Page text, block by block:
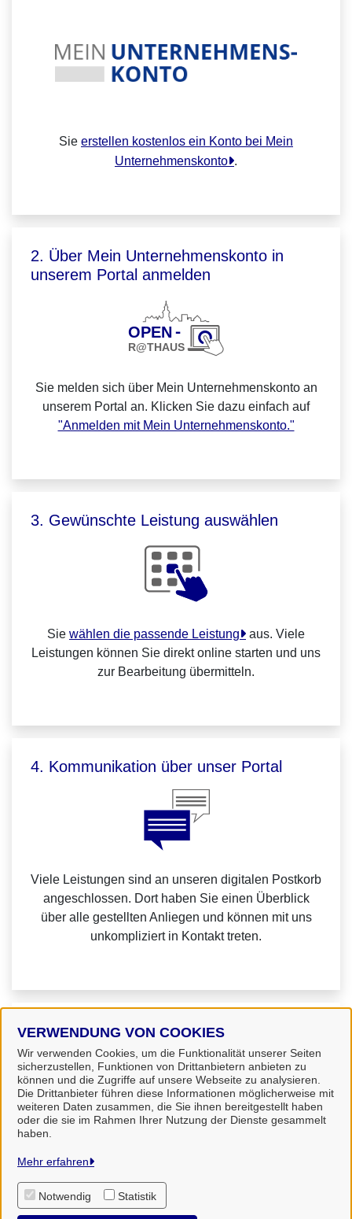
VERWENDUNG VON COOKIES
Wir verwenden Cookies, um die Funktionalität unserer Seiten
sicherzustellen, Funktionen von Drittanbietern anbieten zu
können und die Zugriffe auf unsere Webseite zu analysieren.
Die Drittanbieter führen diese Informationen möglicherweise mit
weiteren Daten zusammen, die Sie ihnen bereitgestellt haben
oder die sie im Rahmen Ihrer Nutzung der Dienste gesammelt
haben.
Mehr erfahren
Notwendig Statistik
Sie erstellen kostenlos ein Konto bei Mein
Unternehmenskonto .
2. Über Mein Unternehmenskonto in
unserem Portal anmelden
Sie melden sich über Mein Unternehmenskonto an
unserem Portal an. Klicken Sie dazu einfach auf
"Anmelden mit Mein Unternehmenskonto."
3. Gewünschte Leistung auswählen
Sie wählen die passende Leistung
aus. Viele
Leistungen können Sie direkt online starten und uns
zur Bearbeitung übermitteln.
4. Kommunikation über unser Portal
Viele Leistungen sind an unseren digitalen Postkorb
angeschlossen. Dort haben Sie einen Überblick
über alle gestellten Anliegen und können mit uns
unkompliziert in Kontakt treten.
Weitere Informationen zu Mein Unternehmenskonto
finden Sie auf derFAQ-Seite von Mein
Unternehmenskonto.
Landkreis Uelzen
Alle Rechte vorbehalten